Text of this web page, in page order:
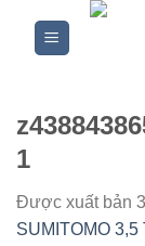
1
Được xuất bản
SUMITOMO 3,5